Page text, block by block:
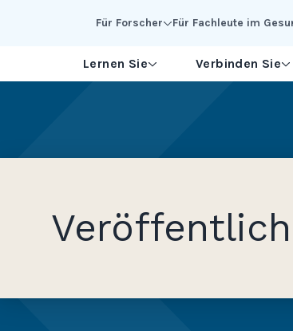
Für Forscher Für Fachleute im
Lernen Sie Verbinden Sie